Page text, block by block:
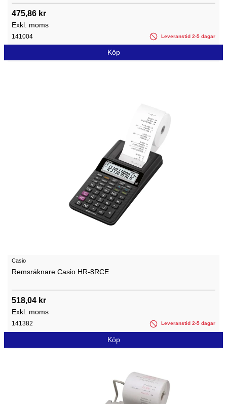
475,86 kr
Exkl. moms
141004 Leveranstid 2-5 dagar
Köp
Casio
Remsräknare Casio HR-8RCE
518,04 kr
Exkl. moms
141382 Leveranstid 2-5 dagar
Köp